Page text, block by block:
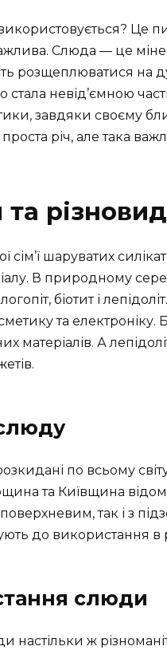
Це
Слюда — це
розщеплюватися на
невід’ємною
завдяки своєму
річ, але така
шаруватих
В природному
біотит і
та електроніку.
матеріалів. А
по всьому
та Київщина
так і з
до використання в
слюди
ж